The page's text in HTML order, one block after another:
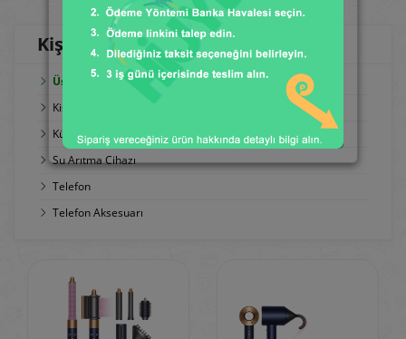
Kişisel Bakım
Üst Kategoriye Dön
Kişisel Bakım
Küçük Ev Aletleri
Su Arıtma Cihazı
Telefon
Telefon Aksesuarı